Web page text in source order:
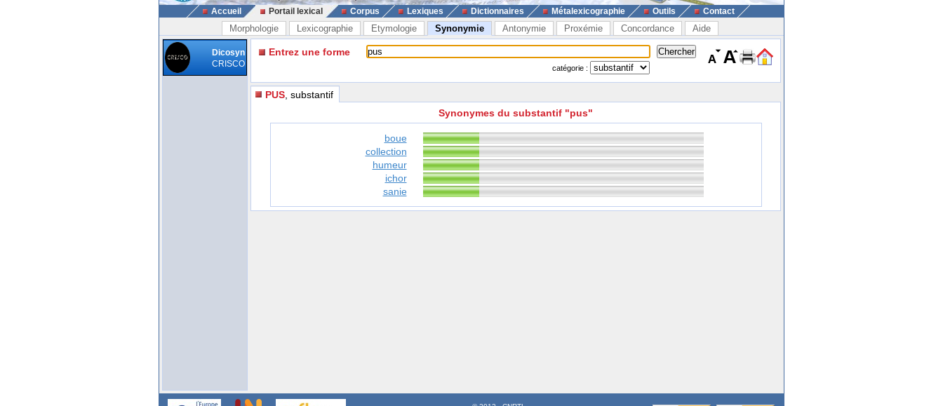
Accueil Portail lexical Corpus Lexiques Dictionnaires Métalexicographie Outils Contact
Morphologie Lexicographie Etymologie Synonymie Antonymie Proxémie Concordance Aide
Dicosyn
CRISCO
Entrez une forme
catégorie :
PUS , substantif
Synonymes du substantif "pus"
boue
collection
humeur
ichor
sanie